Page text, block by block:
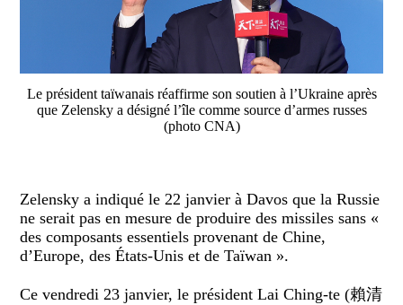
Le président taïwanais réaffirme son soutien à l’Ukraine après
que Zelensky a désigné l’île comme source d’armes russes
(photo CNA)
Zelensky a indiqué le 22 janvier à Davos que la Russie
ne serait pas en mesure de produire des missiles sans «
des composants essentiels provenant de Chine,
d’Europe, des États-Unis et de Taïwan ».
Ce vendredi 23 janvier, le président Lai Ching-te (賴清